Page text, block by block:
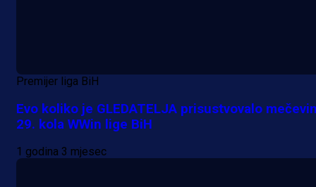
Premijer liga BiH
Evo koliko je GLEDATELJA prisustvovalo
29. kola WWin lige BiH
1 godina 3 mjesec